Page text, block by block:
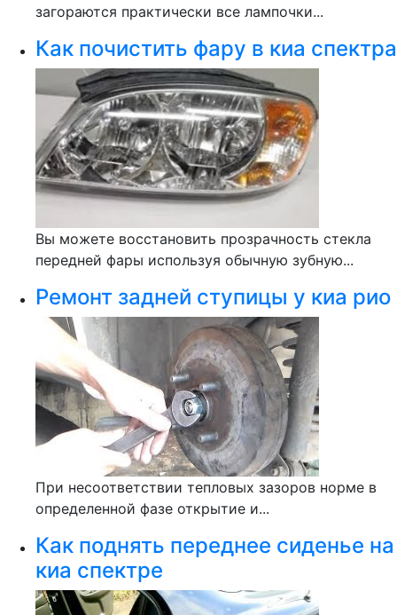
загораются практически все лампочки...
Как почистить фару в киа спектра
Вы можете восстановить прозрачность стекла
передней фары используя обычную зубную...
Ремонт задней ступицы у киа рио
При несоответствии тепловых зазоров норме в
определенной фазе открытие и...
Как поднять переднее сиденье на
киа спектре